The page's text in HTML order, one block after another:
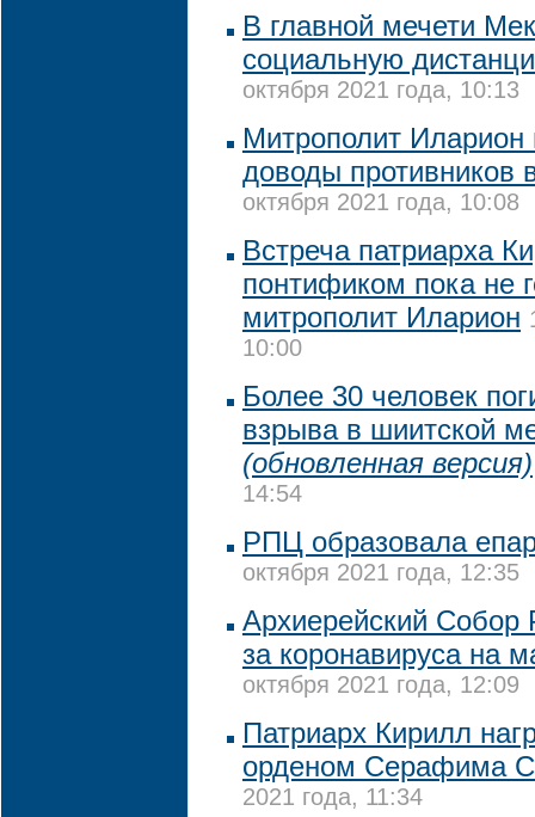
В главной мечети
социальную
октября 2021 года, 10:13
Митрополит
доводы противников
октября 2021 года, 10:08
Встреча патриарха
понтификом пока не
митрополит Иларион
10:00
Более 30 человек
взрыва в шиитской
(обновленная версия)
14:54
РПЦ образовала
октября 2021 года, 12:35
Архиерейский
за коронавируса на
октября 2021 года, 12:09
Патриарх Кирилл
орденом Серафима
2021 года, 11:34